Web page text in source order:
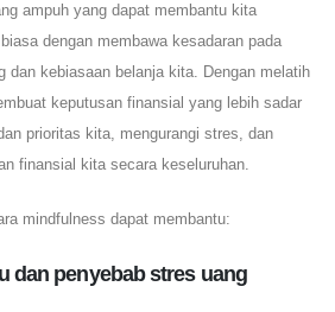
ampuh yang dapat membantu kita
dengan membawa kesadaran pada
dan kebiasaan belanja kita. Dengan melatih
keputusan finansial yang lebih sadar
prioritas kita, mengurangi stres, dan
finansial kita secara keseluruhan.
mindfulness dapat membantu:
dan penyebab stres uang